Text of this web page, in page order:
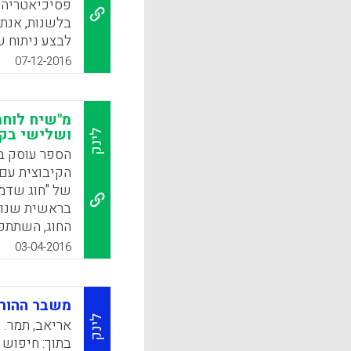
בלשנות,
לבצע
שערים:
השער השני
שפה
ניתוח
תפקידי
ומסכם את
ומעשית.
07-12-2016
לינק
מ"שיח
ושלישי
הספר עוסק
הקיבוצית
של "חוג
בראשית
החוג,
שדמות"
ופורסם
מקורות
אל "ארון
בין מקורות
אותנטית.
03-04-2016
לינק
משבר
אריאב, תמר.
בתוך: